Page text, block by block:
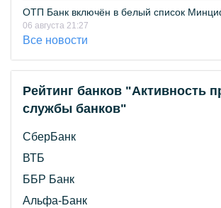
ОТП Банк включён в белый список
06 августа 21:27
Все новости
Рейтинг банков "Активность
службы банков"
СберБанк
ВТБ
ББР Банк
Альфа-Банк